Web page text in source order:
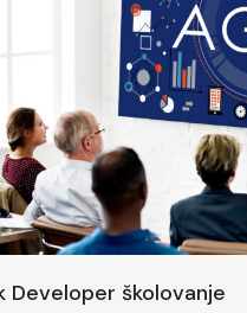
Developer školovanje